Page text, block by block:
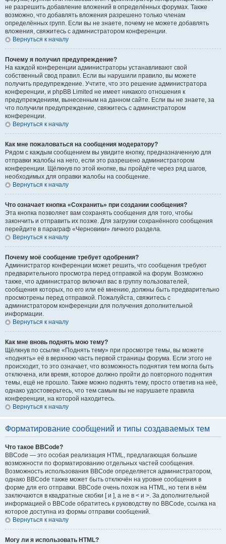
не разрешить добавление вложений в определённых форумах. Также
возможно, что добавлять вложения разрешено только членам
определённых групп. Если вы не знаете, почему не можете добавлять
вложения, свяжитесь с администратором конференции.
Вернуться к началу
Почему я получил предупреждение?
На каждой конференции администраторы устанавливают свой
собственный свод правил. Если вы нарушили правило, вы можете
получить предупреждение. Учтите, что это решение администратора
конференции, и phpBB Limited не имеет никакого отношения к
предупреждениям, вынесенным на данном сайте. Если вы не знаете, за
что получили предупреждение, свяжитесь с администратором
конференции.
Вернуться к началу
Как мне пожаловаться на сообщения модератору?
Рядом с каждым сообщением вы увидите кнопку, предназначенную для
отправки жалобы на него, если это разрешено администратором
конференции. Щёлкнув по этой кнопке, вы пройдёте через ряд шагов,
необходимых для оправки жалобы на сообщение.
Вернуться к началу
Что означает кнопка «Сохранить» при создании сообщения?
Эта кнопка позволяет вам сохранять сообщения для того, чтобы
закончить и отправить их позже. Для загрузки сохранённого сообщения
перейдите в параграф «Черновики» личного раздела.
Вернуться к началу
Почему моё сообщение требует одобрения?
Администратор конференции может решить, что сообщения требуют
предварительного просмотра перед отправкой на форум. Возможно
также, что администратор включил вас в группу пользователей,
сообщения которых, по его или её мнению, должны быть предварительно
просмотрены перед отправкой. Пожалуйста, свяжитесь с
администратором конференции для получения дополнительной
информации.
Вернуться к началу
Как мне вновь поднять мою тему?
Щёлкнув по ссылке «Поднять тему» при просмотре темы, вы можете
«поднять» её в верхнюю часть первой страницы форума. Если этого не
происходит, то это означает, что возможность поднятия тем могла быть
отключена, или время, которое должно пройти до повторного поднятия
темы, ещё не прошло. Также можно поднять тему, просто ответив на неё,
однако удостоверьтесь, что тем самым вы не нарушаете правила
конференции, на которой находитесь.
Вернуться к началу
Форматирование сообщений и типы создаваемых тем
Что такое BBCode?
BBCode — это особая реализация HTML, предлагающая большие
возможности по форматированию отдельных частей сообщения.
Возможность использования BBCode определяется администратором,
однако BBCode также может быть отключён на уровне сообщения в
форме для его отправки. BBCode очень похож на HTML, но теги в нём
заключаются в квадратные скобки [ и ], а не в < и >. За дополнительной
информацией о BBCode обратитесь к руководству по BBCode, ссылка на
которое доступна из формы отправки сообщений.
Вернуться к началу
Могу ли я использовать HTML?